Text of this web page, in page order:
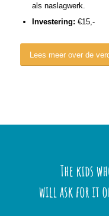
als naslagwerk.
Investering: €15,-
Lees meer over de